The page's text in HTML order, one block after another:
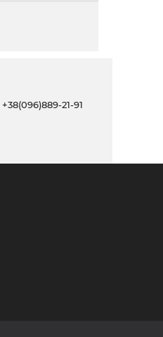
+38(096)889-21-91